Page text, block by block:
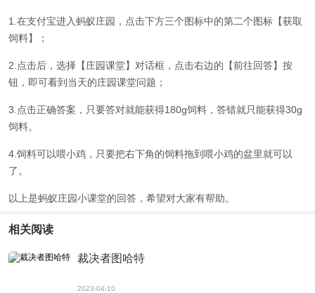
1.在支付宝进入蚂蚁庄园，点击下方三个图标中的第二个图标【获取
饲料】；
2.点击后，选择【庄园课堂】对话框，点击右边的【前往回答】按
钮，即可看到当天的庄园课堂问题；
3.点击正确答案，只要答对就能获得180g饲料，答错就只能获得30g
饲料。
4.饲料可以喂小鸡，只要把右下角的饲料拖到喂小鸡的盆里就可以
了。
以上是蚂蚁庄园小课堂的回答，希望对大家有帮助。
相关阅读
裁决者图哈特
2023-04-10